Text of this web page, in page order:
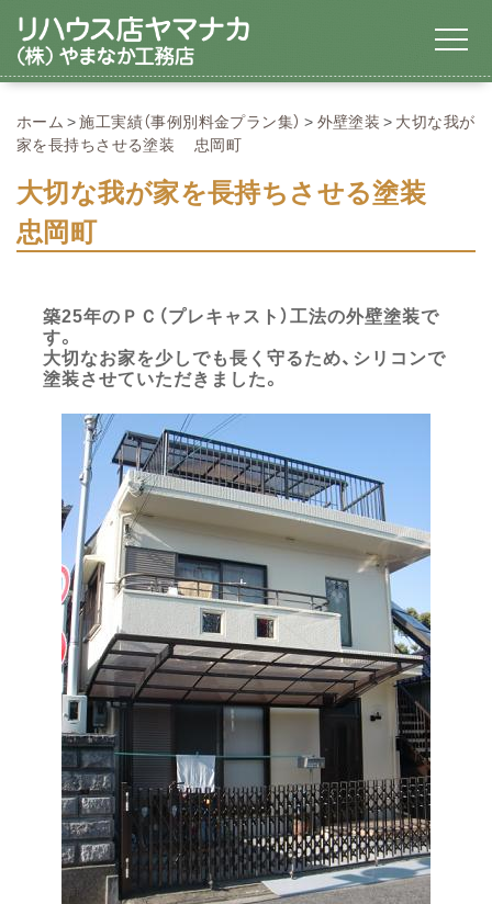
ホーム 施工実績（事例別料金プラン集） 外壁塗装
大切な我が
家を長持ちさせる塗装 忠岡町
大切な我が家を長持ちさせる塗装
忠岡町
築25年のＰＣ（プレキャスト）工法の外壁塗装で
す。
大切なお家を少しでも長く守るため、シリコンで
塗装させていただきました。